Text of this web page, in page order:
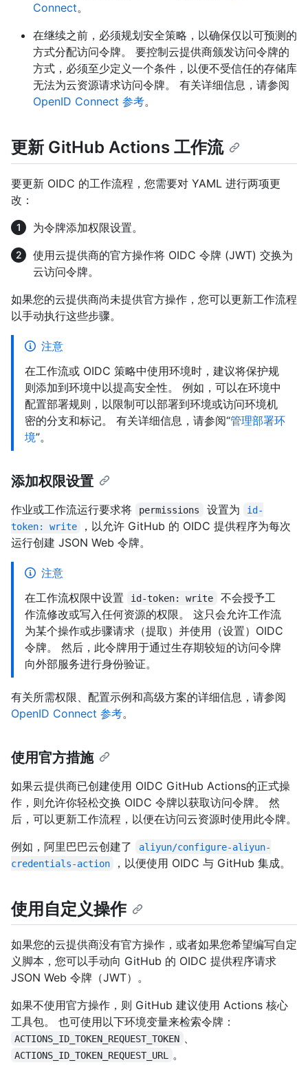
Connect。
在继续之前，必须规划安全策略，以确保仅以可预测的
方式分配访问令牌。 要控制云提供商颁发访问令牌的
方式，必须至少定义一个条件，以便不受信任的存储库
无法为云资源请求访问令牌。 有关详细信息，请参阅
OpenID Connect 参考。
更新 GitHub Actions 工作流
要更新 OIDC 的工作流程，您需要对 YAML 进行两项更
改：
为令牌添加权限设置。
使用云提供商的官方操作将 OIDC 令牌 (JWT) 交换为
云访问令牌。
如果您的云提供商尚未提供官方操作，您可以更新工作流程
以手动执行这些步骤。
注意
在工作流或 OIDC 策略中使用环境时，建议将保护规
则添加到环境中以提高安全性。 例如，可以在环境中
配置部署规则，以限制可以部署到环境或访问环境机
密的分支和标记。 有关详细信息，请参阅“管理部署环
境”。
添加权限设置
作业或工作流运行要求将 permissions 设置为
id-
token: write
，以允许 GitHub 的 OIDC 提供程序为每次
运行创建 JSON Web 令牌。
注意
在工作流权限中设置
id-token: write
不会授予工
作流修改或写入任何资源的权限。 这只会允许工作流
为某个操作或步骤请求（提取）并使用（设置）OIDC
令牌。 然后，此令牌用于通过生存期较短的访问令牌
向外部服务进行身份验证。
有关所需权限、配置示例和高级方案的详细信息，请参阅
OpenID Connect 参考。
使用官方措施
如果云提供商已创建使用 OIDC GitHub Actions的正式操
作，则允许你轻松交换 OIDC 令牌以获取访问令牌。 然
后，可以更新工作流程，以便在访问云资源时使用此令牌。
例如，阿里巴巴云创建了
aliyun/configure-aliyun-
credentials-action
，以便使用 OIDC 与 GitHub 集成。
使用自定义操作
如果您的云提供商没有官方操作，或者如果您希望编写自定
义脚本，您可以手动向 GitHub 的 OIDC 提供程序请求
JSON Web 令牌（JWT）。
如果不使用官方操作，则 GitHub 建议使用 Actions 核心
工具包。 也可使用以下环境变量来检索令牌：
ACTIONS_ID_TOKEN_REQUEST_TOKEN
ACTIONS_ID_TOKEN_REQUEST_URL
。